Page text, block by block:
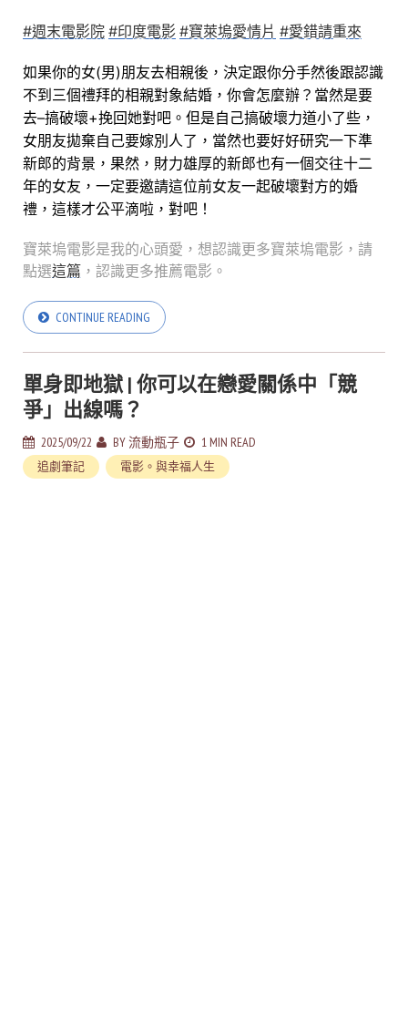
#週末電影院 #印度電影 #寶萊塢愛情片 #愛錯請重來
如果你的女(男)朋友去相親後，決定跟你分手然後跟認識
不到三個禮拜的相親對象結婚，你會怎麼辦？ 當然是要
去–搞破壞+挽回她對吧。 但是自己搞破壞力道小了些，
女朋友拋棄自己要嫁別人了，當然也要好好研究一下準
新郎的背景，果然，財力雄厚的新郎也有一個交往十二
年的女友，一定要邀請這位前女友一起破壞對方的婚
禮，這樣才公平滴啦，對吧！
寶萊塢電影是我的心頭愛，想認識更多寶萊塢電影，請
點選這篇 ，認識更多推薦電影。
CONTINUE READING
單身即地獄 | 你可以在戀愛關係中「競
爭」出線嗎？
2025/09/22 BY流動瓶子 1 MIN READ
追劇筆記 電影。與幸福人生